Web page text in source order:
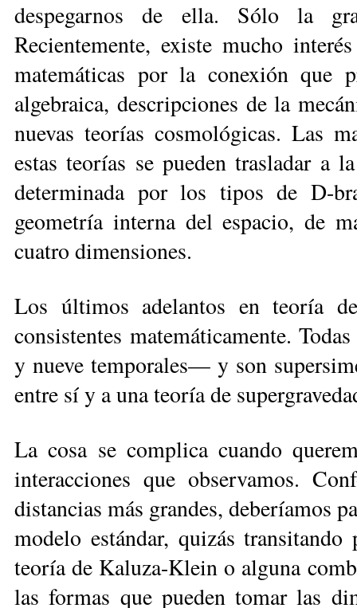
despegarnos de ella. Sólo la
Recientemente, existe mucho
matemáticas por la conexión que
algebraica, descripciones de la
nuevas teorías cosmológicas. Las
estas teorías se pueden trasladar a
determinada por los tipos de D-
geometría interna del espacio, de
cuatro dimensiones.
Los últimos adelantos en teoría
consistentes matemáticamente.
y nueve temporales— y son
entre sí y a una teoría de
La cosa se complica cuando
interacciones que observamos.
distancias más grandes, deberíamos
modelo estándar, quizás
teoría de Kaluza-Klein o alguna
las formas que pueden tomar las